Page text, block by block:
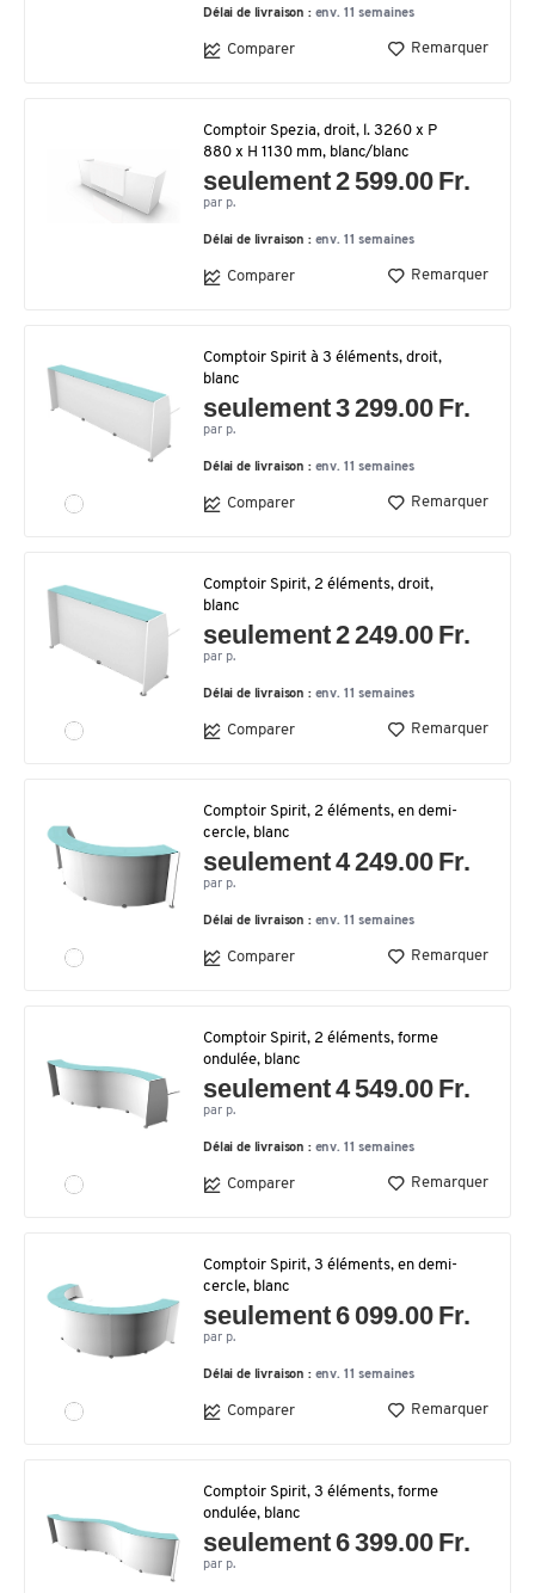
Délai de livraison : env. 11 semaines
Comparer Remarquer
Comptoir Spezia, droit, l. 3260 x P
880 x H 1130 mm, blanc/blanc
seulement 2 599.00 Fr.
par p.
Délai de livraison : env. 11 semaines
Comparer Remarquer
Comptoir Spirit à 3 éléments, droit,
blanc
seulement 3 299.00 Fr.
par p.
Délai de livraison : env. 11 semaines
Comparer Remarquer
Comptoir Spirit, 2 éléments, droit,
blanc
seulement 2 249.00 Fr.
par p.
Délai de livraison : env. 11 semaines
Comparer Remarquer
Comptoir Spirit, 2 éléments, en demi-
cercle, blanc
seulement 4 249.00 Fr.
par p.
Délai de livraison : env. 11 semaines
Comparer Remarquer
Comptoir Spirit, 2 éléments, forme
ondulée, blanc
seulement 4 549.00 Fr.
par p.
Délai de livraison : env. 11 semaines
Comparer Remarquer
Comptoir Spirit, 3 éléments, en demi-
cercle, blanc
seulement 6 099.00 Fr.
par p.
Délai de livraison : env. 11 semaines
Comparer Remarquer
Comptoir Spirit, 3 éléments, forme
ondulée, blanc
seulement 6 399.00 Fr.
par p.